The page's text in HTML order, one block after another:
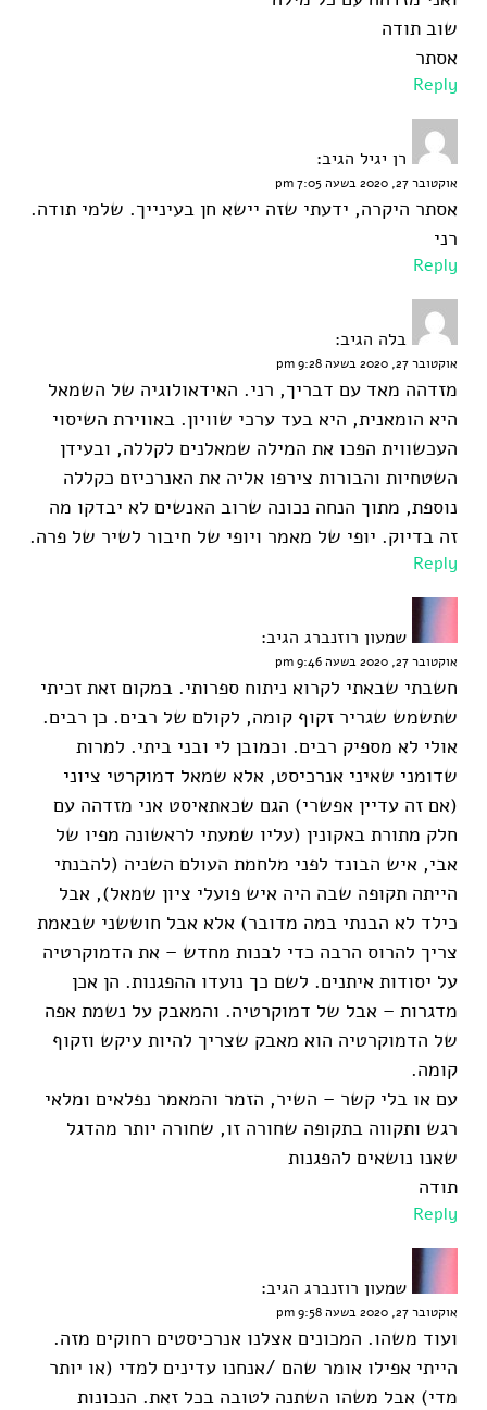
שוב תודה
אסתר
Reply
רן יגיל הגיב:
אוקטובר 27, 2020 בשעה 7:05 pm
אסתר היקרה, ידעתי שזה יישא חן בעינייך. שלמי תודה.
רני
Reply
בלה הגיב:
אוקטובר 27, 2020 בשעה 9:28 pm
מזדהה מאד עם דבריך, רני. האידאולוגיה של השמאל
היא הומאנית, היא בעד ערכי שוויון. באווירת השיסוי
העכשווית הפכו את המילה שמאלנים לקללה, ובעידן
השטחיות והבורות צירפו אליה את האנרכיזם כקללה
נוספת, מתוך הנחה נכונה שרוב האנשים לא יבדקו מה
זה בדיוק. יופי של מאמר ויופי של חיבור לשיר של פרה.
Reply
שמעון רוזנברג הגיב:
אוקטובר 27, 2020 בשעה 9:46 pm
חשבתי שבאתי לקרוא ניתוח ספרותי. במקום זאת זכיתי
שתשמש שגריר זקוף קומה, לקולם של רבים. כן רבים.
אולי לא מספיק רבים. וכמובן לי ובני ביתי. למרות
שדומני שאיני אנרכיסט, אלא שמאל דמוקרטי ציוני
(אם זה עדיין אפשרי) הגם שכאתאיסט אני מזדהה עם
חלק מתורת באקונין (עליו שמעתי לראשונה מפיו של
אבי, איש הבונד לפני מלחמת העולם השניה (להבנתי
הייתה תקופה שבה היה איש פועלי ציון שמאל), אבל
כילד לא הבנתי במה מדובר) אלא אבל חוששני שבאמת
צריך להרוס הרבה כדי לבנות מחדש – את הדמוקרטיה
על יסודות איתנים. לשם כך נועדו ההפגנות. הן אכן
מדגרות – אבל של דמוקרטיה. והמאבק על נשמת אפה
של הדמוקרטיה הוא מאבק שצריך להיות עיקש וזקוף
קומה.
עם או בלי קשר – השיר, הזמר והמאמר נפלאים ומלאי
רגש ותקווה בתקופה שחורה זו, שחורה יותר מהדגל
שאנו נושאים להפגנות
תודה
Reply
שמעון רוזנברג הגיב:
אוקטובר 27, 2020 בשעה 9:58 pm
ועוד משהו. המכונים אצלנו אנרכיסטים רחוקים מזה.
הייתי אפילו אומר שהם /אנחנו עדינים למדי (או יותר
מדי) אבל משהו השתנה לטובה בכל זאת. הנכונות